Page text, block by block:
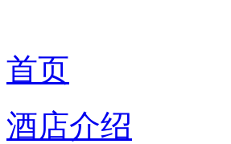
首页
酒店介绍